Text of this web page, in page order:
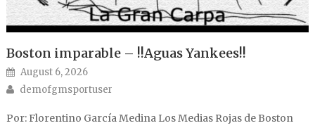
Boston imparable – !!Aguas Yankees!!
Posted on
August 6, 2026
Author
demofgmsportuser
Por: Florentino García Medina Los Medias Rojas de Boston